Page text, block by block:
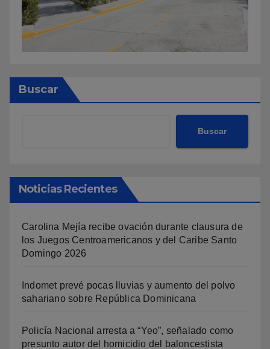
Buscar
Buscar
Noticias Recientes
Carolina Mejía recibe ovación durante clausura de
los Juegos Centroamericanos y del Caribe Santo
Domingo 2026
Indomet prevé pocas lluvias y aumento del polvo
sahariano sobre República Dominicana
Policía Nacional arresta a “Yeo”, señalado como
presunto autor del homicidio del baloncestista